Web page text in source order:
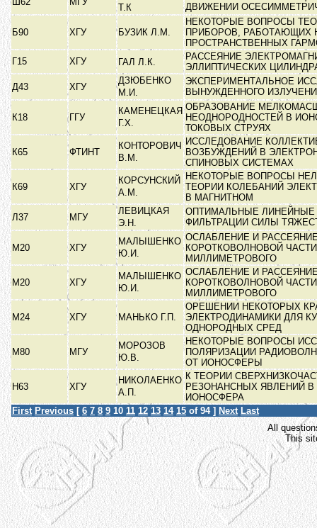
Т.К
ДВИЖЕНИИ
Б90 ХГУ БУЗИК Л.М.
НЕКОТОРЫЕ ВОПРОСЫ
ПРИБОРОВ, РАБОТАЮЩИХ
ПРОСТРАНСТВЕННЫХ
Г15
ХГУ ГАЛ Л.К.
РАССЕЯНИЕ
ЭЛЛИПТИЧЕСКИХ
Д43
ХГУ
ДЗЮБЕНКО
М.И.
ЭКСПЕРИМЕНТАЛЬНОЕ
ВЫНУЖДЕННОГО
К18 ГГУ
КАМЕНЕЦКАЯ
Г.Х.
ОБРАЗОВАНИЕ
НЕОДНОРОДНОСТЕЙ В
ТОКОВЫХ СТРУЯХ
К65 ФТИНТ
КОНТОРОВИЧ
В.М.
ИССЛЕДОВАНИЕ
ВОЗБУЖДЕНИЙ В
СПИНОВЫХ СИСТЕМАХ
К69 ХГУ
КОРСУНСКИЙ
А.М.
НЕКОТОРЫЕ ВОПРОСЫ
ТЕОРИИ КОЛЕБАНИЙ
В МАГНИТНОМ
Л37
МГУ
ЛЕВИЦКАЯ
Э.Н.
ОПТИМАЛЬНЫЕ ЛИНЕЙНЫЕ
ФИЛЬТРАЦИИ СИЛЫ
М20 ХГУ
МАЛЫШЕНКО
Ю.И.
ОСЛАБЛЕНИЕ И
КОРОТКОВОЛНОВОЙ ЧАСТИ
МИЛЛИМЕТРОВОГО
М20 ХГУ
МАЛЫШЕНКО
Ю.И.
ОСЛАБЛЕНИЕ И
КОРОТКОВОЛНОВОЙ ЧАСТИ
МИЛЛИМЕТРОВОГО
М24 ХГУ МАНЬКО Г.П.
ОРЕШЕНИИ НЕКОТОРЫХ
ЭЛЕКТРОДИНАМИКИ ДЛЯ
ОДНОРОДНЫХ СРЕД
М80 МГУ
МОРОЗОВ
Ю.В.
НЕКОТОРЫЕ ВОПРОСЫ
ПОЛЯРИЗАЦИИ
ОТ ИОНОСФЕРЫ
Н63 ХГУ
НИКОЛАЕНКО
А.П.
К ТЕОРИИ
РЕЗОНАНСНЫХ ЯВЛЕНИЙ В
ИОНОСФЕРА
First Previous [ 6 7 8 9 10 11 12 13 14 15 of 94 ] Next Last
All
This